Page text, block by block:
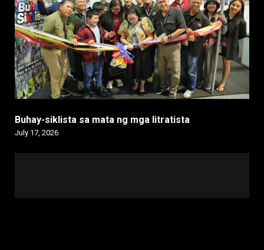
Buhay-siklista sa mata ng mga litratista
July 17, 2026